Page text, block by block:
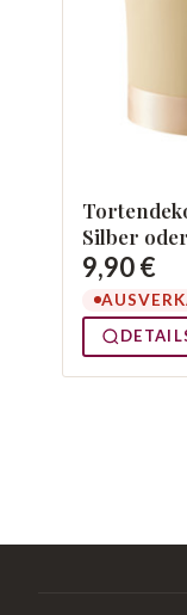
Silber
9,90 €